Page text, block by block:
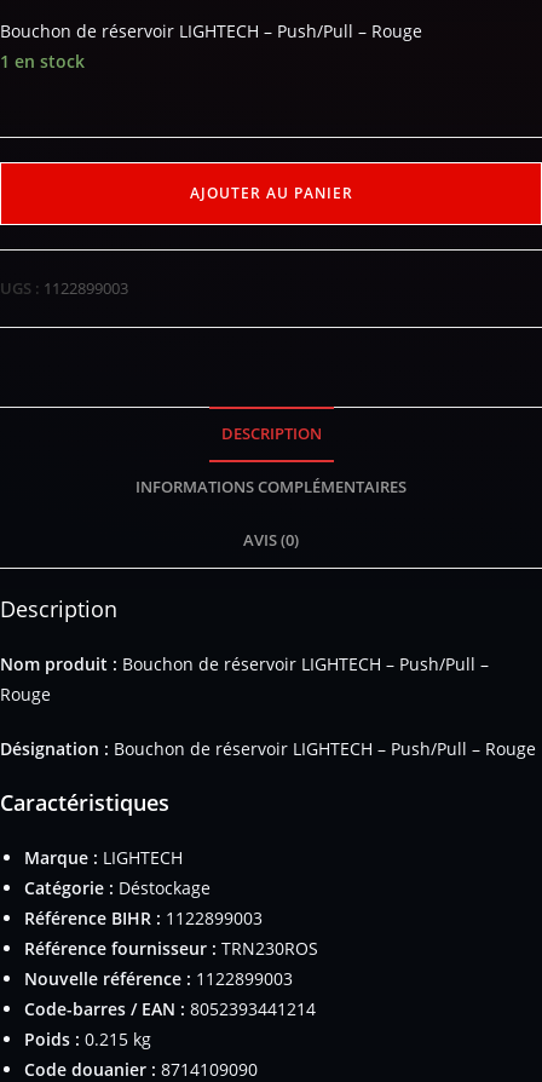
Bouchon de réservoir LIGHTECH – Push/Pull – Rouge
1 en stock
AJOUTER AU PANIER
UGS : 1122899003
DESCRIPTION
INFORMATIONS COMPLÉMENTAIRES
AVIS (0)
Description
Nom produit : Bouchon de réservoir LIGHTECH – Push/Pull –
Rouge
Désignation : Bouchon de réservoir LIGHTECH – Push/Pull – Rouge
Caractéristiques
Marque : LIGHTECH
Catégorie : Déstockage
Référence BIHR : 1122899003
Référence fournisseur : TRN230ROS
Nouvelle référence : 1122899003
Code-barres / EAN : 8052393441214
Poids : 0.215 kg
Code douanier : 8714109090